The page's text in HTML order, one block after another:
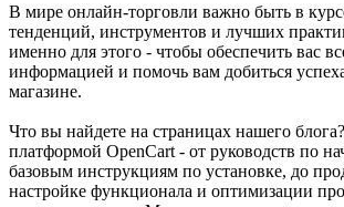
В мире онлайн-торговли важно быть в
тенденций, инструментов и лучших
именно для этого - чтобы обеспечить вас
информацией и помочь вам добиться
магазине.
Что вы найдете на страницах нашего
платформой OpenCart - от руководств по
базовым инструкциям по установке, до
настройке функционала и оптимизации